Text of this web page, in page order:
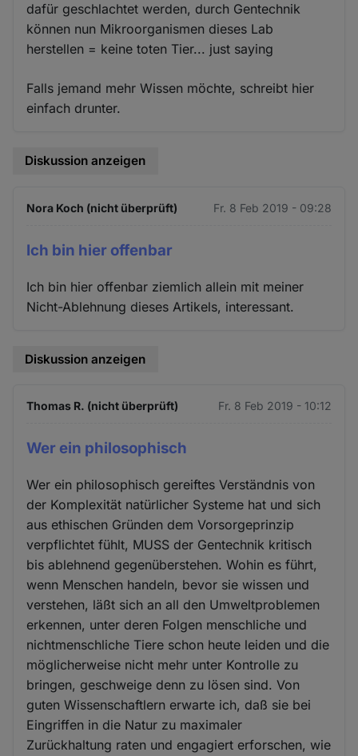
dafür geschlachtet werden, durch Gentechnik
können nun Mikroorganismen dieses Lab
herstellen = keine toten Tier... just saying
Falls jemand mehr Wissen möchte, schreibt hier
einfach drunter.
Diskussion anzeigen
Nora Koch (nicht überprüft) Fr. 8 Feb 2019 - 09:28
Ich bin hier offenbar
Ich bin hier offenbar ziemlich allein mit meiner
Nicht-Ablehnung dieses Artikels, interessant.
Diskussion anzeigen
Thomas R. (nicht überprüft) Fr. 8 Feb 2019 - 10:12
Wer ein philosophisch
Wer ein philosophisch gereiftes Verständnis von
der Komplexität natürlicher Systeme hat und sich
aus ethischen Gründen dem Vorsorgeprinzip
verpflichtet fühlt, MUSS der Gentechnik kritisch
bis ablehnend gegenüberstehen. Wohin es führt,
wenn Menschen handeln, bevor sie wissen und
verstehen, läßt sich an all den Umweltproblemen
erkennen, unter deren Folgen menschliche und
nichtmenschliche Tiere schon heute leiden und die
möglicherweise nicht mehr unter Kontrolle zu
bringen, geschweige denn zu lösen sind. Von
guten Wissenschaftlern erwarte ich, daß sie bei
Eingriffen in die Natur zu maximaler
Zurückhaltung raten und engagiert erforschen, wie